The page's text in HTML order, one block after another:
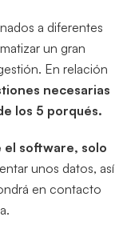
a diferentes
un gran
En relación
necesarias
los 5 porqués.
el software, solo
unos datos, así
en contacto